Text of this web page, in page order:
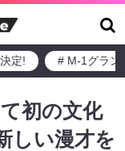
定! # M-1グラン
初の文化
しい漫才を